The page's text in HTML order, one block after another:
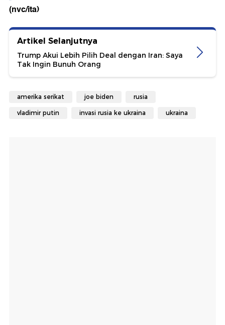
(nvc/ita)
Artikel Selanjutnya
Trump Akui Lebih Pilih Deal dengan Iran: Saya
Tak Ingin Bunuh Orang
amerika serikat joe biden rusia
vladimir putin invasi rusia ke ukraina ukraina